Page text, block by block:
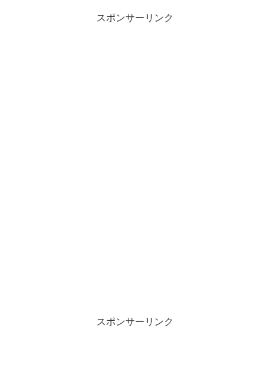
スポンサーリンク
スポンサーリンク